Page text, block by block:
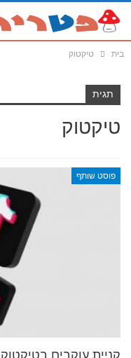
בית טיקטוק
תגית
טיקטוק
פוסט שותף
קניית עוקבים